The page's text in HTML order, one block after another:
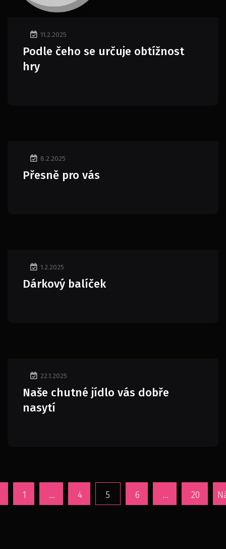
11.2.2025
Podle čeho se určuje obtížnost
hry
8.2.2025
Přesně pro vás
1.2.2025
Dárkový balíček
22.1.2025
Naše chutné jídlo vás dobře
nasytí
1 … 4 5 6 … 20